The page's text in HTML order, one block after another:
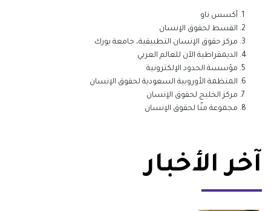
أكسس ناو
القسط لحقوق الإنسان
مركز حقوق الإنسان التطبيقية، جامعة يورك
الديمقراطية الآن للعالم العربي
مؤسسة الحدود الإلكترونية
المنظمة الأوروبية السعودية لحقوق الإنسان
مركز الخليج لحقوق الإنسان
مجموعة منّا لحقوق الإنسان
آخر الأخبار